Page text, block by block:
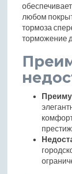
любом
тормоза
торможение